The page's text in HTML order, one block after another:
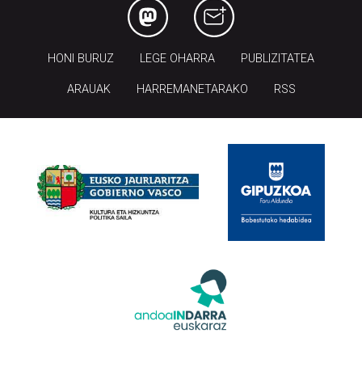
HONI BURUZ LEGE OHARRA PUBLIZITATEA
ARAUAK HARREMANETARAKO RSS